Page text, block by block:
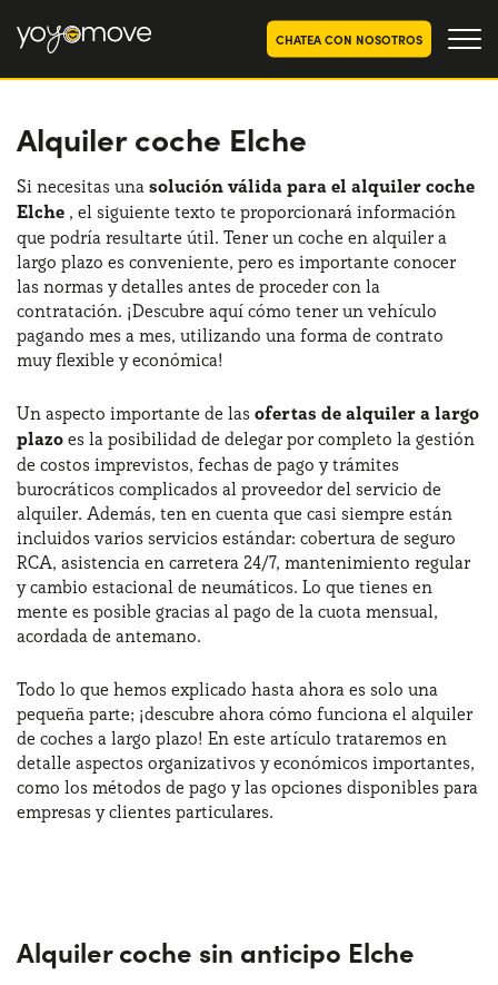
CHATEA CON NOSOTROS
OFERTAS RENTING COCHES
Particulares
Autónomos y Empresas
OFERTAS RENTING
SEGUNDA MANO
RENTING COCHES POR MESES
YoyoNow
QUIENES SOMOS
Nuestra historia
CÓMO FUNCIONA
POR QUÉ CONVIENE
ELIGE UN PAÍS
¿Necesitas ayuda? +34672028071
Alquiler coche Elche
Si necesitas una solución válida para el alquiler coche
Elche , el siguiente texto te proporcionará información
que podría resultarte útil. Tener un coche en alquiler a
largo plazo es conveniente, pero es importante conocer
las normas y detalles antes de proceder con la
contratación. ¡Descubre aquí cómo tener un vehículo
pagando mes a mes, utilizando una forma de contrato
muy flexible y económica!
Un aspecto importante de las ofertas de alquiler a largo
plazo es la posibilidad de delegar por completo la gestión
de costos imprevistos, fechas de pago y trámites
burocráticos complicados al proveedor del servicio de
alquiler. Además, ten en cuenta que casi siempre están
incluidos varios servicios estándar: cobertura de seguro
RCA, asistencia en carretera 24/7, mantenimiento regular
y cambio estacional de neumáticos. Lo que tienes en
mente es posible gracias al pago de la cuota mensual,
acordada de antemano.
Todo lo que hemos explicado hasta ahora es solo una
pequeña parte; ¡descubre ahora cómo funciona el alquiler
de coches a largo plazo! En este artículo trataremos en
detalle aspectos organizativos y económicos importantes,
como los métodos de pago y las opciones disponibles para
empresas y clientes particulares.
Alquiler coche sin anticipo Elche